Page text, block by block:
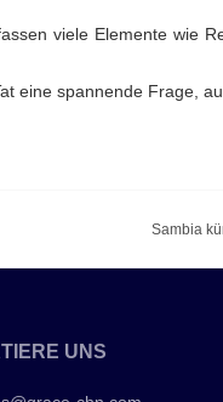
viele Elemente wie
eine spannende Frage,
Sambia
UNS